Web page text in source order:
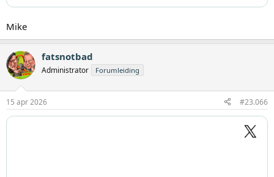
Mike
fatsnotbad
Administrator Forumleiding
15 apr 2026 #23.066